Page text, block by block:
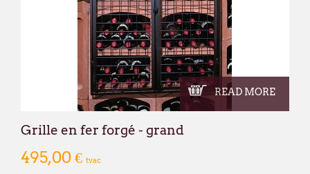
READ MORE
Grille en fer forgé - grand
495,00 € tvac